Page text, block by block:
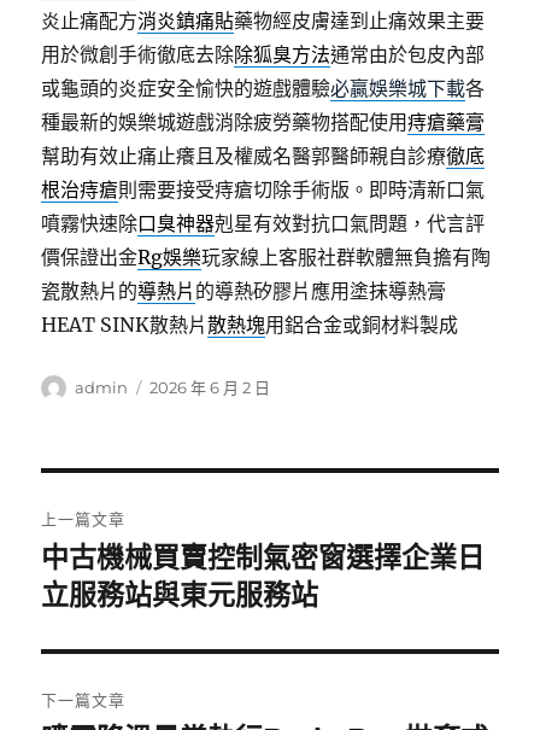
炎止痛配方消炎鎮痛貼藥物經皮膚達到止痛效果主要
用於微創手術徹底去除除狐臭方法通常由於包皮內部
或龜頭的炎症安全愉快的遊戲體驗必贏娛樂城下載各
種最新的娛樂城遊戲消除疲勞藥物搭配使用痔瘡藥膏
幫助有效止痛止癢且及權威名醫郭醫師親自診療徹底
根治痔瘡則需要接受痔瘡切除手術版。即時清新口氣
噴霧快速除口臭神器剋星有效對抗口氣問題，代言評
價保證出金Rg娛樂玩家線上客服社群軟體無負擔有陶
瓷散熱片的導熱片 的導熱矽膠片應用塗抹導熱膏
HEAT SINK散熱片散熱塊用鋁合金或銅材料製成
作
admin
發
2026 年 6 月 2 日
章
導
覽
上一篇文章
上
一
文
章:
中古機械買賣控制氣密窗選擇企業日
立服務站與東元服務站
下一篇文章